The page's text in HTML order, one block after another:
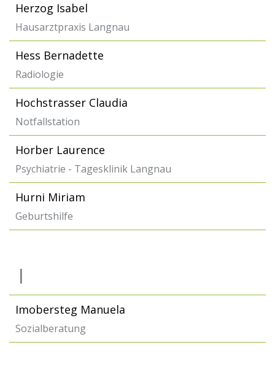
Herzog Isabel
Hausarztpraxis Langnau
Hess Bernadette
Radiologie
Hochstrasser Claudia
Notfallstation
Horber Laurence
Psychiatrie - Tagesklinik Langnau
Hurni Miriam
Geburtshilfe
I
Imobersteg Manuela
Sozialberatung